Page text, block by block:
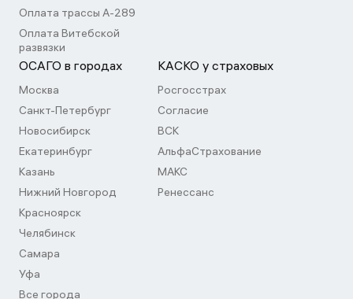
Оплата трассы А-289
Оплата Витебской
развязки
ОСАГО в городах
Москва
Санкт-Петербург
Новосибирск
Екатеринбург
Казань
Нижний Новгород
Красноярск
Челябинск
Самара
Уфа
Все города
КАСКО у страховых
Росгосстрах
Согласие
ВСК
АльфаСтрахование
МАКС
Ренессанс